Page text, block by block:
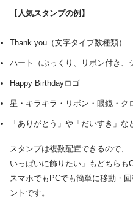
【人気スタンプの例】
Thank you（文字タイプ数種類）
ハート（ぷっくり、リボン付き、
Happy Birthdayロゴ
星・キラキラ・リボン・眼鏡・ク
「ありがとう」や「だいすき」
スタンプは複数配置できるので
いっぱいに飾りたい」もどちらも
スマホでもPCでも簡単に移動・
ントです。